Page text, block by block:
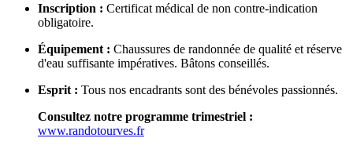
Inscription : Certificat médical de non contre-indication
obligatoire.
Équipement : Chaussures de randonnée de qualité et réserve
d'eau suffisante impératives. Bâtons conseillés.
Esprit : Tous nos encadrants sont des bénévoles passionnés.
Consultez notre programme trimestriel :
www.randotourves.fr